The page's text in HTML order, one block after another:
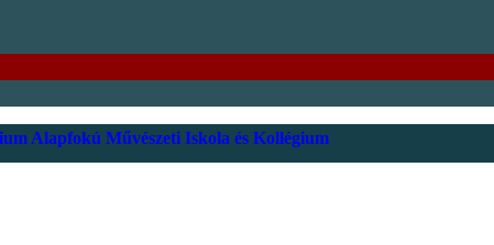
Alapfokú Művészeti Iskola és Kollégium